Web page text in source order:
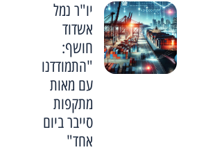
יו"ר נמל
אשדוד
חושף:
"התמודדנו
עם מאות
מתקפות
סייבר ביום
אחד"